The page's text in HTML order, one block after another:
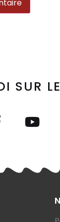
SUR